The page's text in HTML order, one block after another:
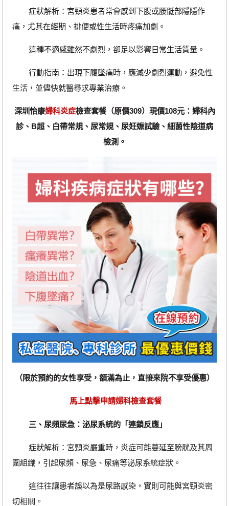
‌症狀解析‌：宮頸炎患者常會感到下腹或腰骶部隱隱作
痛，尤其在經期、排便或性生活時疼痛加劇。
這種不適感雖然不劇烈，卻足以影響日常生活質量。
‌行動指南‌：出現下腹墜痛時，應減少劇烈運動，避免性
生活，並儘快就醫尋求專業治療。
深圳怡康婦科炎症檢查套餐（原價309）現價108元：婦科內
診、B超、白帶常規、尿常規、尿妊娠試驗、細菌性陰道病
檢測。
（限於預約的女性享受，額滿為止，直接來院不享受優惠）
馬上點擊申請婦科檢查套餐
三、尿頻尿急：泌尿系統的「連鎖反應」
‌症狀解析‌：宮頸炎嚴重時，炎症可能蔓延至膀胱及其周
圍組織，引起尿頻、尿急、尿痛等泌尿系統症狀。
這往往讓患者誤以為是尿路感染，實則可能與宮頸炎密
切相關。